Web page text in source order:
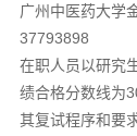
广州中医药大学
37793898
在职人员以研究
绩合格分数线为
其复试程序和要